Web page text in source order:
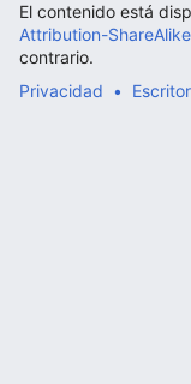
El contenido está
Attribution-
contrario.
Privacidad